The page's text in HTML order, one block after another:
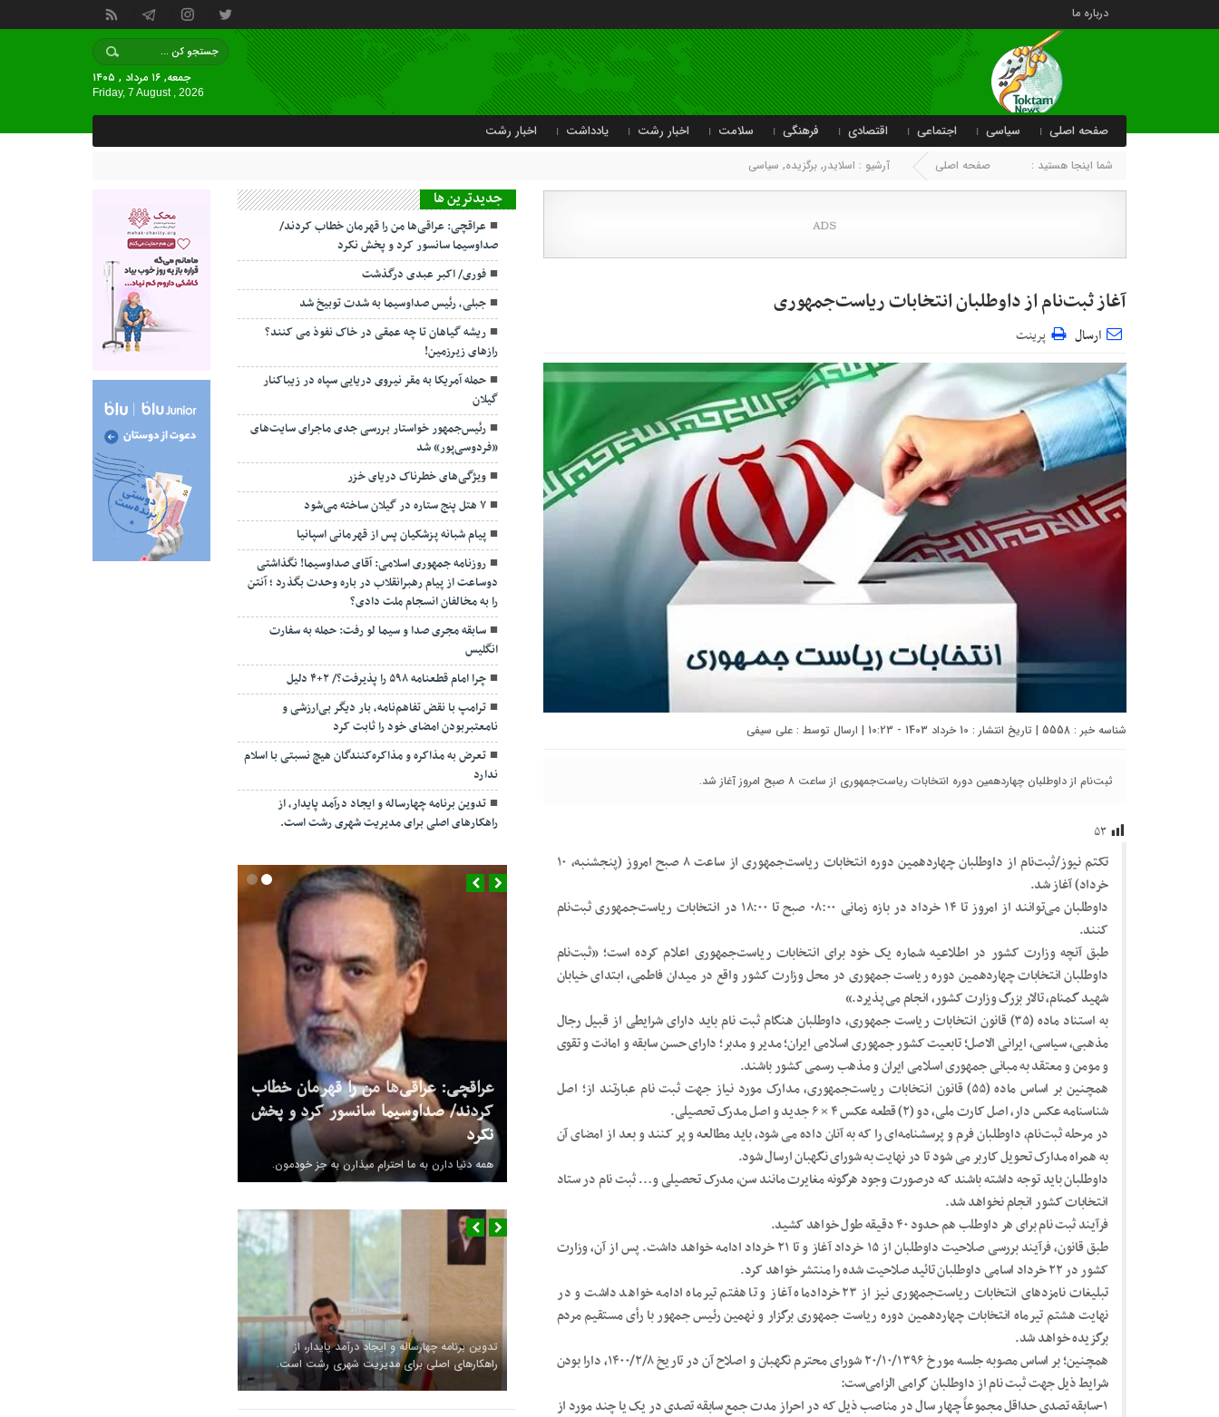
درباره ما
جمعه, ۱۶ مرداد , ۱۴۰۵
Friday, 7 August , 2026
صفحه اصلی سیاسی اجتماعی اقتصادی فرهنگی سلامت اخبار رشت یادداشت اخبار رشت
شما اینجا هستید : صفحه اصلی آرشیو : اسلایدر, برگزیده, سیاسی
آغاز ثبت‌نام از داوطلبان انتخابات ریاست‌جمهوری
ارسال پرینت
شناسه خبر : 5558 | تاریخ انتشار : 10 خرداد 1403 - 10:23 | ارسال توسط : علی سیفی
ثبت‌نام از داوطلبان چهاردهمین دوره انتخابات ریاست‌جمهوری از ساعت ۸ صبح امروز آغاز شد.
۵۳
تکتم نیوز/ثبت‌نام از داوطلبان چهاردهمین دوره انتخابات ریاست‌جمهوری از ساعت ۸ صبح امروز (پنجشنبه، ۱۰
خرداد) آغاز شد.
داوطلبان می‌توانند از امروز تا ۱۴ خرداد در بازه زمانی ۰۸:۰۰ صبح تا ۱۸:۰۰ در انتخابات ریاست‌جمهوری ثبت‌نام
کنند.
طبق آنچه وزارت کشور در اطلاعیه شماره یک خود برای انتخابات ریاست‌جمهوری اعلام کرده است؛ «ثبت‌نام
داوطلبان انتخابات چهاردهمین دوره ریاست جمهوری در محل وزارت کشور واقع در میدان فاطمی، ابتدای خیابان
شهید گمنام، تالار بزرگ وزارت کشور، انجام می­‌پذیرد.»
به استناد ماده (۳۵) قانون انتخابات ریاست جمهوری، داوطلبان هنگام ثبت نام باید دارای شرایطی از قبیل رجال
مذهبی، سیاسی، ایرانی الاصل؛ تابعیت کشور جمهوری اسلامی ایران؛ مدیر و مدبر؛ دارای حسن سابقه و امانت و تقوی
و مومن و معتقد به مبانی جمهوری اسلامی ایران و مذهب رسمی کشور باشند.
همچنین بر اساس ماده (۵۵) قانون انتخابات ریاست‌جمهوری، مدارک مورد نیاز جهت ثبت نام عبارتند از؛ اصل
شناسنامه عکس­ دار، اصل کارت ملی، دو (۲) قطعه عکس ۴ × ۶ جدید و اصل مدرک تحصیلی.
در مرحله ثبت‌نام، داوطلبان فرم و پرسشنامه‌ای را که به آنان داده می شود، باید مطالعه و پر کنند و بعد از امضای آن
به همراه مدارک تحویل کاربر می شود تا در نهایت به شورای نگهبان ارسال شود.
داوطلبان باید توجه داشته باشند که درصورت وجود هرگونه مغایرت مانند سن، مدرک تحصیلی و… ثبت نام در ستاد
انتخابات کشور انجام نخواهد شد.
فرآیند ثبت نام برای هر داوطلب هم حدود ۴۰ دقیقه طول خواهد کشید.
طبق قانون، فرآیند بررسی صلاحیت داوطلبان از ۱۵ خرداد آغاز و تا ۲۱ خرداد ادامه خواهد داشت. پس از آن، وزارت
کشور در ۲۲ خرداد اسامی داوطلبان تائید صلاحیت شده را منتشر خواهد کرد.
تبلیغات نامزدهای انتخابات ریاست‌جمهوری نیز از ۲۳ خردادماه آغاز و تا هفتم تیرماه ادامه خواهد داشت و در
نهایت هشتم تیرماه انتخابات چهاردهمین دوره ریاست جمهوری برگزار و نهمین رئیس جمهور با رأی مستقیم مردم
برگزیده خواهد شد.
همچنین؛ بر اساس مصوبه جلسه مورخ ۲۰/۱۰/۱۳۹۶ شورای محترم نگهبان و اصلاح آن در تاریخ ۱۴۰۰/۲/۸، دارا بودن
شرایط ذیل جهت ثبت نام از داوطلبان گرامی الزامی‌ست:
۱-سابقه تصدی حداقل مجموعاً چهار سال در مناصب ذیل که در احراز مدت جمع سابقه تصدی در یک یا چند مورد از
جديدترين ها
عراقچی: عراقی‌ها من را قهرمان خطاب کردند/
صداوسیما سانسور کرد و پخش نکرد
فوری/ اکبر عبدی درگذشت
جبلی، رئیس صداوسیما به شدت توبیخ شد
ریشه گیاهان تا چه عمقی در خاک نفوذ می کنند؟
رازهای زیرزمین!
حمله آمریکا به مقر نیروی دریایی سپاه در زیباکنار
گیلان
رئیس‌جمهور خواستار بررسی جدی ماجرای سایت‌های
«فردوسی‌پور» شد
ویژگی‌های خطرناک دریای خزر
۷ هتل پنج ستاره در گیلان ساخته می‌شود
پیام شبانه پزشکیان پس از قهرمانی اسپانیا
روزنامه جمهوری اسلامی: آقای صداوسیما! نگذاشتی
دوساعت از پیام رهبرانقلاب در باره وحدت بگذرد ؛ آنتن
را به مخالفان انسجام ملت دادی؟
سابقه مجری صدا و سیما لو رفت: حمله به سفارت
انگلیس
چرا امام قطعنامه ۵۹۸ را پذیرفت؟/ ۲+۴ دلیل
ترامپ با نقض تفاهم‌نامه، بار دیگر بی‌ارزشی و
نامعتبربودن امضای خود را ثابت کرد
تعرض به مذاکره و مذاکره‌کنندگان هیچ نسبتی با اسلام
ندارد
تدوین برنامه چهارساله و ایجاد درآمد پایدار، از
راهکارهای اصلی برای مدیریت شهری رشت است.
عراقچی: عراقی‌ها من را قهرمان خطاب
کردند/ صداوسیما سانسور کرد و پخش
نکرد
همه دنیا دارن به ما احترام میذارن به جز خودمون.
تدوین برنامه چهارساله و ایجاد درآمد پایدار، از
راهکارهای اصلی برای مدیریت شهری رشت است.